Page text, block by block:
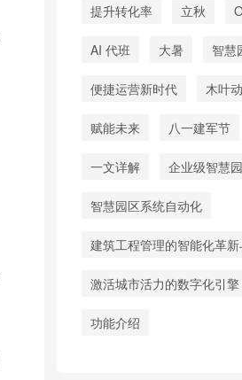
提升转化率 立秋
AI 代班 大暑 智慧
便捷运营新时代 木叶
赋能未来 八一建军节
一文详解 企业级智慧
智慧园区系统自动化
建筑工程管理的智能化革
激活城市活力的数字化引擎
功能介绍